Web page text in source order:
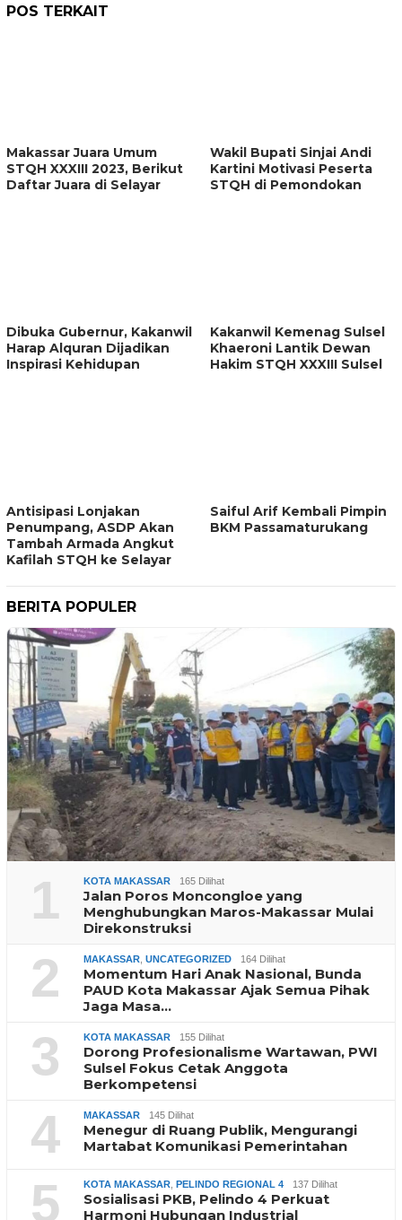
POS TERKAIT
Makassar Juara Umum
STQH XXXIII 2023, Berikut
Daftar Juara di Selayar
Wakil Bupati Sinjai Andi
Kartini Motivasi Peserta
STQH di Pemondokan
Dibuka Gubernur, Kakanwil
Harap Alquran Dijadikan
Inspirasi Kehidupan
Kakanwil Kemenag Sulsel
Khaeroni Lantik Dewan
Hakim STQH XXXIII Sulsel
Antisipasi Lonjakan
Penumpang, ASDP Akan
Tambah Armada Angkut
Kafilah STQH ke Selayar
Saiful Arif Kembali Pimpin
BKM Passamaturukang
BERITA POPULER
1 KOTA MAKASSAR 165 Dilihat
Jalan Poros Moncongloe yang
Menghubungkan Maros-Makassar Mulai
Direkonstruksi
2 MAKASSAR UNCATEGORIZED 164 Dilihat
Momentum Hari Anak Nasional, Bunda
PAUD Kota Makassar Ajak Semua Pihak
Jaga Masa…
3 KOTA MAKASSAR 155 Dilihat
Dorong Profesionalisme Wartawan, PWI
Sulsel Fokus Cetak Anggota
Berkompetensi
4 MAKASSAR 145 Dilihat
Menegur di Ruang Publik, Mengurangi
Martabat Komunikasi Pemerintahan
5 KOTA MAKASSAR PELINDO REGIONAL 4 137 Dilihat
Sosialisasi PKB, Pelindo 4 Perkuat
Harmoni Hubungan Industrial